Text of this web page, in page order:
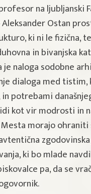
na ljubljanski
Ostan
ki ni le fizična,
in bivanjska
je naloga sodobne
dialoga med tistim,
potrebami
kot vir modrosti in
morajo
ki bo mlade
pa, da se